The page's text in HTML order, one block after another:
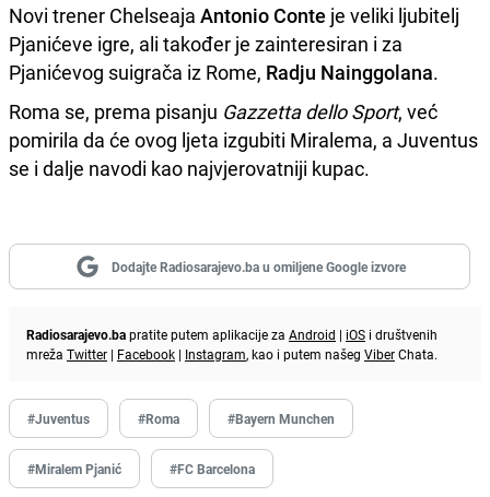
Novi trener Chelseaja Antonio Conte je veliki ljubitelj
Pjanićeve igre, ali također je zainteresiran i za
Pjanićevog suigrača iz Rome, Radju Nainggolana.
Roma se, prema pisanju Gazzetta dello Sport, već
pomirila da će ovog ljeta izgubiti Miralema, a Juventus
se i dalje navodi kao najvjerovatniji kupac.
Dodajte Radiosarajevo.ba u omiljene Google izvore
Radiosarajevo.bapratite putem aplikacije za Android | iOS i društvenih
mreža Twitter | Facebook | Instagram, kao i putem našeg ViberChata.
#Juventus #Roma #Bayern Munchen
#Miralem Pjanić #FC Barcelona